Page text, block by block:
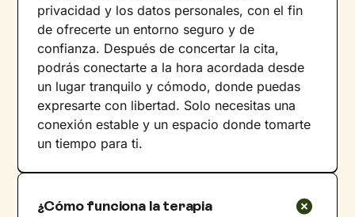
privacidad y los datos personales, con el fin
de ofrecerte un entorno seguro y de
confianza. Después de concertar la cita,
podrás conectarte a la hora acordada desde
un lugar tranquilo y cómodo, donde puedas
expresarte con libertad. Solo necesitas una
conexión estable y un espacio donde tomarte
un tiempo para ti.
¿Cómo funciona la terapia